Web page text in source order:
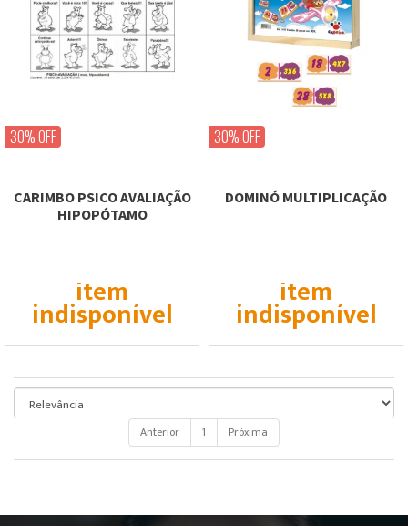
30% OFF
CARIMBO PSICO AVALIAÇÃO
HIPOPÓTAMO
item
indisponível
30% OFF
DOMINÓ MULTIPLICAÇÃO
item
indisponível
Anterior 1 Próxima